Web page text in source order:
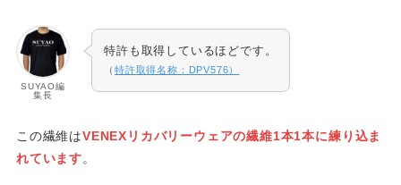
SUYAO編
集長
特許も取得しているほどです。
（特許取得名称：DPV576）
この繊維はVENEXリカバリーウェアの繊維1本1本に練り込ま
れています。